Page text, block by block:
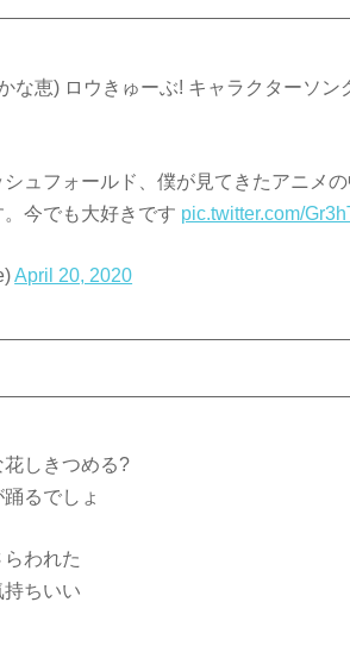
な恵) ロウきゅーぶ! キャラクターソン
ュフォールド、僕が見てきたアニメ
今でも大好きです pic.twitter.com/
April 20, 2020
しきつめる?
るでしょ
われた
ちいい